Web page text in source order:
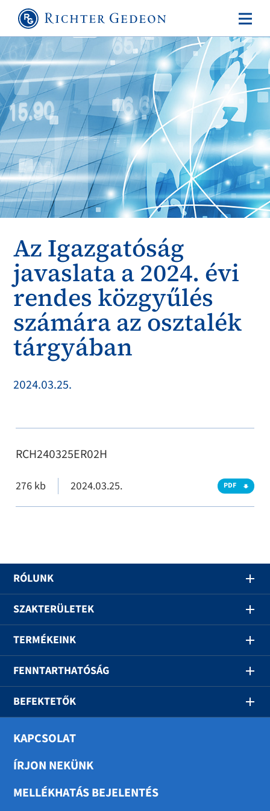
Az Igazgatóság
javaslata a 2024. évi
rendes közgyűlés
számára az osztalék
tárgyában
2024.03.25.
RCH240325ER02H
276 kb 2024.03.25. PDF
RÓLUNK
SZAKTERÜLETEK
TERMÉKEINK
FENNTARTHATÓSÁG
BEFEKTETŐK
KAPCSOLAT
ÍRJON NEKÜNK
MELLÉKHATÁS BEJELENTÉS